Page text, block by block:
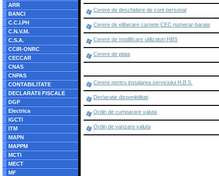
ARR
BANCI
C.C.I.PH
C.N.V.M.
C.S.A.
CCIR-ONRC
CECCAR
CNAS
CNPAS
CONTABILITATE
DECLARATII FISCALE
DGP
Electrica
IGCTI
ITM
MAPN
MAPPM
MCTI
MECT
MF
Cerere de deschidere de cont personal
Cerere de eliberare carnete CEC numerar-barate
Cerere de modificare utilizatori HBS
Cerere de plata
Cerere pentru instalarea serviciului H.B.S.
Declaratie disponibilitati
Ordin de cumparare valuta
Ordin de vanzare valuta